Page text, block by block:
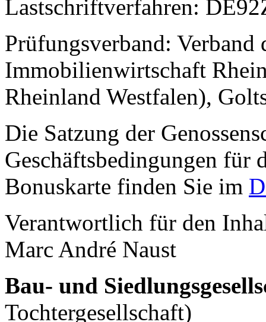
Lastschriftverfahren:
Prüfungsverband: Verband
Immobilienwirtschaft
Rheinland Westfalen),
Die Satzung der
Geschäftsbedingungen für
Bonuskarte finden Sie im
Verantwortlich für den
Marc André Naust
Bau- und
Tochtergesellschaft)